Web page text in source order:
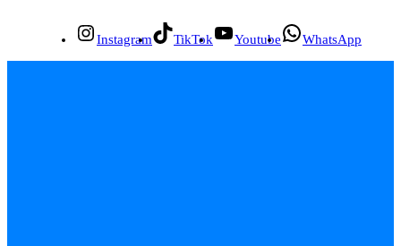
Instagram TikTok Youtube WhatsApp